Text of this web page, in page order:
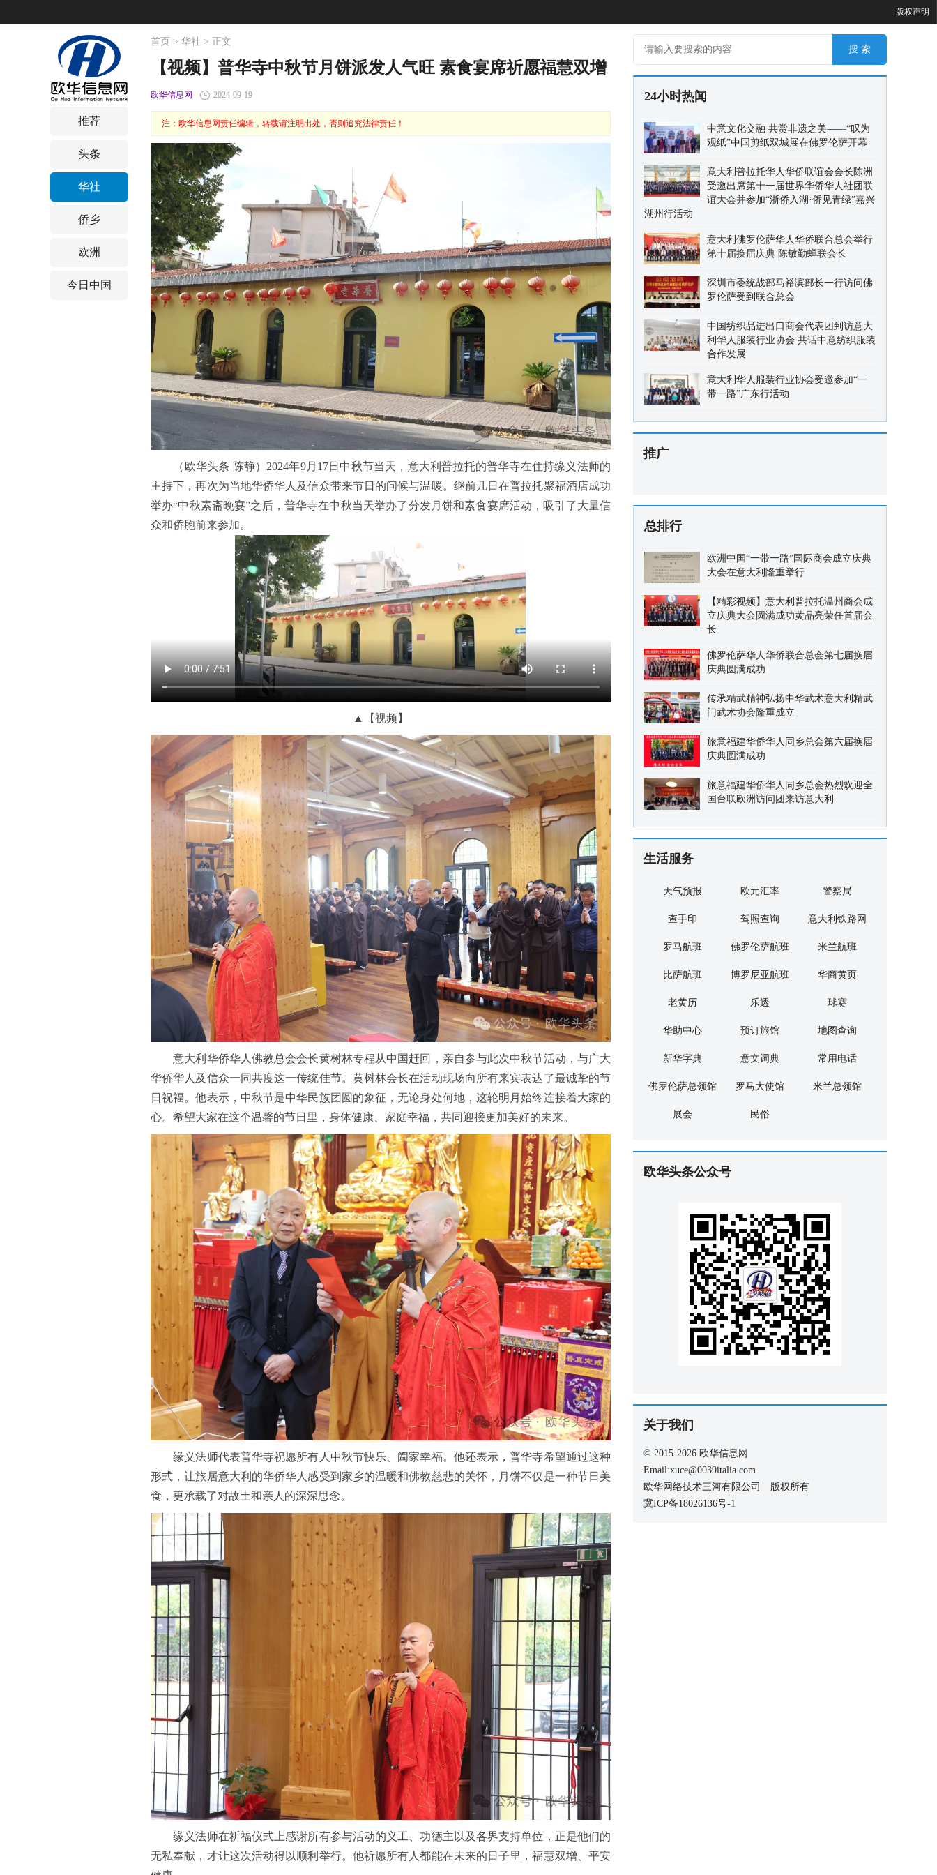
版权声明
24小时热闻
中意文化交融 共赏非遗之美——“叹为
观纸”中国剪纸双城展在佛罗伦萨开幕
意大利普拉托华人华侨联谊会会长陈洲
受邀出席第十一届世界华侨华人社团联
谊大会并参加“浙侨入湖·侨见青绿”嘉兴
湖州行活动
意大利佛罗伦萨华人华侨联合总会举行
第十届换届庆典 陈敏勤蝉联会长
深圳市委统战部马裕滨部长一行访问佛
罗伦萨受到联合总会
中国纺织品进出口商会代表团到访意大
利华人服装行业协会 共话中意纺织服装
合作发展
意大利华人服装行业协会受邀参加“一
带一路”广东行活动
推广
总排行
欧洲中国“一带一路”国际商会成立庆典
大会在意大利隆重举行
【精彩视频】意大利普拉托温州商会成
立庆典大会圆满成功黄品亮荣任首届会
长
佛罗伦萨华人华侨联合总会第七届换届
庆典圆满成功
传承精武精神弘扬中华武术意大利精武
门武术协会隆重成立
旅意福建华侨华人同乡总会第六届换届
庆典圆满成功
旅意福建华侨华人同乡总会热烈欢迎全
国台联欧洲访问团来访意大利
生活服务
天气预报 欧元汇率 警察局
查手印 驾照查询 意大利铁路网
罗马航班 佛罗伦萨航班 米兰航班
比萨航班 博罗尼亚航班 华商黄页
老黄历 乐透 球赛
华助中心 预订旅馆 地图查询
新华字典 意文词典 常用电话
佛罗伦萨总领馆 罗马大使馆 米兰总领馆
展会 民俗
欧华头条公众号
关于我们
© 2015-2026 欧华信息网
Email:xuce@0039italia.com
欧华网络技术三河有限公司 版权所有
冀ICP备18026136号-1
推荐
头条
华社
侨乡
欧洲
今日中国
首页 > 华社 > 正文
【视频】普华寺中秋节月饼派发人气旺 素食宴席祈愿福慧双增
欧华信息网 2024-09-19
注：欧华信息网责任编辑，转载请注明出处，否则追究法律责任！
（欧华头条 陈静）2024年9月17日中秋节当天，意大利普拉托的普华寺在住持缘义法师的
主持下，再次为当地华侨华人及信众带来节日的问候与温暖。继前几日在普拉托聚福酒店成功
举办“中秋素斋晚宴”之后，普华寺在中秋当天举办了分发月饼和素食宴席活动，吸引了大量信
众和侨胞前来参加。
▲【视频】
意大利华侨华人佛教总会会长黄树林专程从中国赶回，亲自参与此次中秋节活动，与广大
华侨华人及信众一同共度这一传统佳节。黄树林会长在活动现场向所有来宾表达了最诚挚的节
日祝福。他表示，中秋节是中华民族团圆的象征，无论身处何地，这轮明月始终连接着大家的
心。希望大家在这个温馨的节日里，身体健康、家庭幸福，共同迎接更加美好的未来。
缘义法师代表普华寺祝愿所有人中秋节快乐、阖家幸福。他还表示，普华寺希望通过这种
形式，让旅居意大利的华侨华人感受到家乡的温暖和佛教慈悲的关怀，月饼不仅是一种节日美
食，更承载了对故土和亲人的深深思念。
缘义法师在祈福仪式上感谢所有参与活动的义工、功德主以及各界支持单位，正是他们的
无私奉献，才让这次活动得以顺利举行。他祈愿所有人都能在未来的日子里，福慧双增、平安